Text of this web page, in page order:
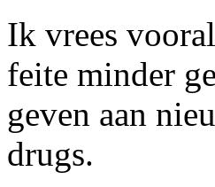
Ik vrees
feite minder
geven aan
drugs.